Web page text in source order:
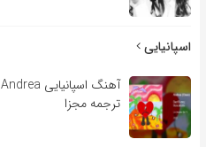
اسپانیایی
ترجمه مجزا